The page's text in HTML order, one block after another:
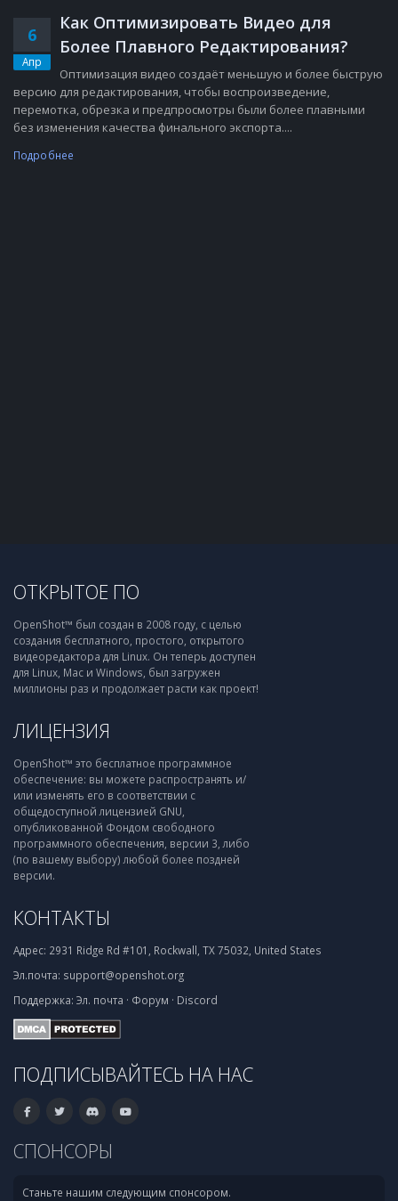
6
Апр
Как Оптимизировать Видео для
Более Плавного Редактирования?
Оптимизация видео создаёт меньшую и более быструю
версию для редактирования, чтобы воспроизведение,
перемотка, обрезка и предпросмотры были более плавными
без изменения качества финального экспорта....
Подробнее
ОТКРЫТОЕ ПО
OpenShot™ был создан в 2008 году, с целью
создания бесплатного, простого, открытого
видеоредактора для Linux. Он теперь доступен
для Linux, Mac и Windows, был загружен
миллионы раз и продолжает расти как проект!
ЛИЦЕНЗИЯ
OpenShot™ это бесплатное программное
обеспечение: вы можете распространять и/
или изменять его в соответствии с
общедоступной лицензией GNU,
опубликованной Фондом свободного
программного обеспечения, версии 3, либо
(по вашему выбору) любой более поздней
версии.
КОНТАКТЫ
Адрес: 2931 Ridge Rd #101, Rockwall, TX 75032, United States
Эл.почта: support@openshot.org
Поддержка: Эл. почта · Форум · Discord
ПОДПИСЫВАЙТЕСЬ НА НАС
СПОНСОРЫ
Станьте нашим следующим спонсором.